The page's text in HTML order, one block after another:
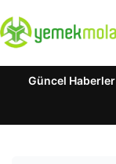
Güncel Haberler